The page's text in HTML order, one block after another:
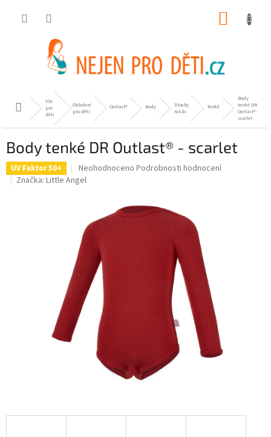
Domů
Vše
pro
děti
Oblečení
pro děti
Outlast® Body
Dlouhý
rukáv
Tenké
Body
tenké DR
Outlast® -
scarlet
Body tenké DR Outlast® - scarlet
UV Faktor 50+
Průměrné
hodnocení
5
hvězdiček.
Neohodnoceno Podrobnosti hodnocení
Značka: Little Angel